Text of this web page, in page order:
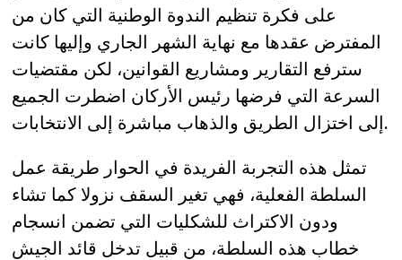
على فكرة تنظيم الندوة الوطنية التي كان من
المفترض عقدها مع نهاية الشهر الجاري وإليها كانت
سترفع التقارير ومشاريع القوانين، لكن مقتضيات
السرعة التي فرضها رئيس الأركان اضطرت الجميع
إلى اختزال الطريق والذهاب مباشرة إلى الانتخابات.
تمثل هذه التجربة الفريدة في الحوار طريقة عمل
السلطة الفعلية، فهي تغير السقف نزولا كما تشاء
ودون الاكتراث للشكليات التي تضمن انسجام
خطاب هذه السلطة، من قبيل تدخل قائد الجيش